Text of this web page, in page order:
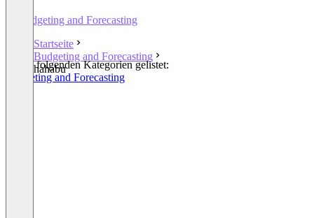
Budgeting and Forecasting
Startseite
Budgeting and Forecasting
hahabu
In den folgenden Kategorien gelistet:
Budgeting and Forecasting